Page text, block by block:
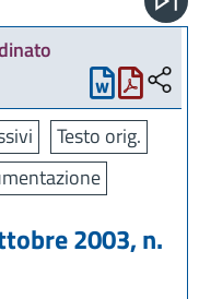
Testo orig.
2003, n.